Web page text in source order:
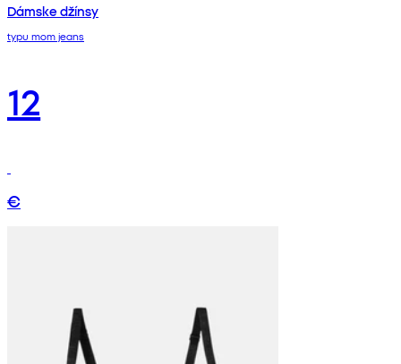
Dámske džínsy
typu mom jeans
12
€